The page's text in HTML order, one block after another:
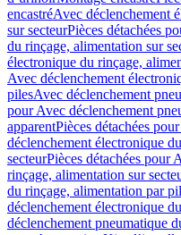
encastréAvec déclenchement
sur secteurPièces détachées
du rinçage, alimentation sur
électronique du rinçage,
Avec déclenchement
pilesAvec déclenchement
pour Avec déclenchement
apparentPièces détachées
déclenchement électronique
secteurPièces détachées pour
rinçage, alimentation sur
du rinçage, alimentation par
déclenchement électronique
déclenchement pneumatique